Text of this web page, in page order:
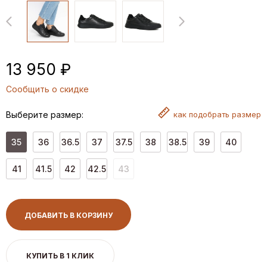
13 950 ₽
Сообщить о скидке
Выберите размер: как подобрать размер
35 36 36.5 37 37.5 38 38.5 39 40
41 41.5 42 42.5 43
ДОБАВИТЬ В КОРЗИНУ
КУПИТЬ В 1 КЛИК